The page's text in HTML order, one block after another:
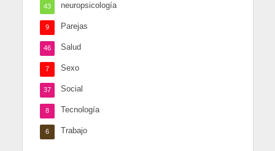
neuropsicología
43
Parejas
9
Salud
46
Sexo
7
Social
37
Tecnología
8
Trabajo
6